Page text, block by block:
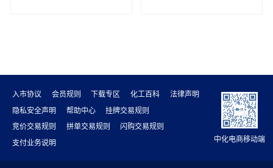
昊华化工科技集团股份有限公司
中化石油安徽有限公司
中化国际石油（天津）有限公司
入市协议 会员规则 下载专区 化工百科
法律声明
隐私安全声明
帮助中心
挂牌交易规则
竞价交易规则
拼单交易规则
闪购交易规则
支付业务说明
中化电商移动端